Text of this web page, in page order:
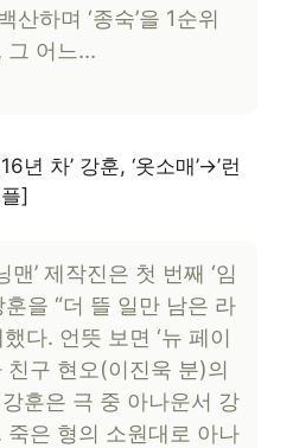
산하며 ‘종숙’을 1순위
그 어느…
년 차’ 강훈, ‘옷소매’→’런
]
맨’ 제작진은 첫 번째 ‘임
훈을 “더 뜰 일만 남은 라
다. 언뜻 보면 ‘뉴 페이
친구 현오(이진욱 분)의
훈은 극 중 아나운서 강
죽은 형의 소원대로 아나